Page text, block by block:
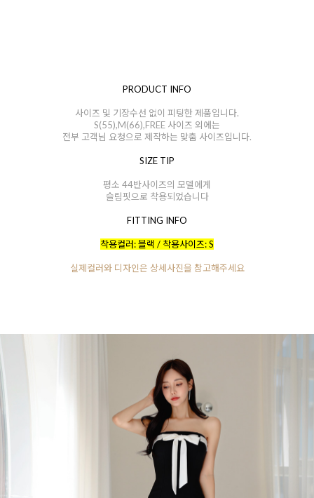
PRODUCT INFO
사이즈 및 기장수선 없이 피팅한 제품입니다.
S(55),M(66),FREE 사이즈 외에는
전부 고객님 요청으로 제작하는 맞춤 사이즈입니다.
SIZE TIP
평소 44반사이즈의 모델에게
슬림핏으로 착용되었습니다
FITTING INFO
착용컬러: 블랙 / 착용사이즈: S
실제컬러와 디자인은 상세사진을 참고해주세요